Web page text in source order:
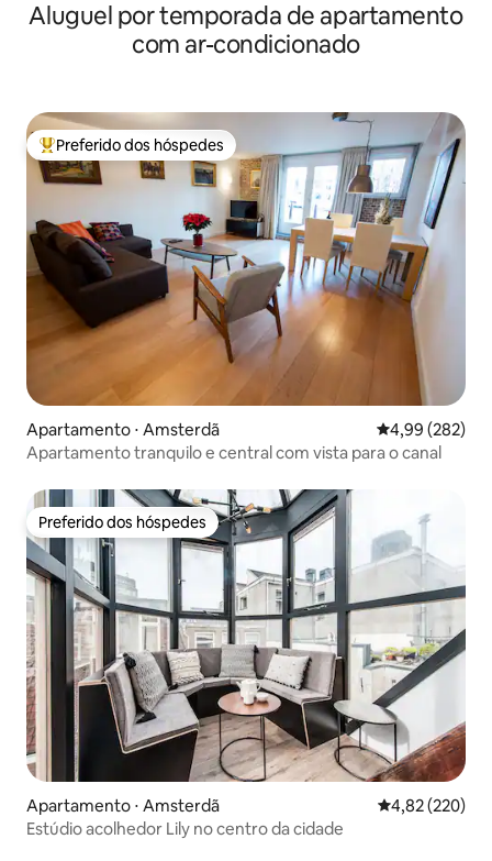
Aluguel por temporada de apartamento
com ar-condicionado
Entre os melhores preferidos dos hóspedes
Preferido dos hóspedes
Apartamento ⋅ Amsterdã 4,99 de uma
4,99 (282)
Apartamento tranquilo e central com vista para o canal
Preferido dos hóspedes
Preferido dos hóspedes
Apartamento ⋅ Amsterdã 4,82 de uma
4,82 (220)
Estúdio acolhedor Lily no centro da cidade